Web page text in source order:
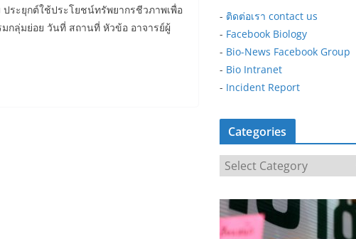
ระยุกต์ใช้ประโยชน์ทรัพยากรชีวภาพเพื่อ
มกลุ่มย่อย วันที่ สถานที่ หัวข้อ อาจารย์ผู้
- ติดต่อเรา contact us
- Facebook Biology
- Bio-News Facebook Group
- Bio Intranet
- Incident Report
Categories
a
t
e
g